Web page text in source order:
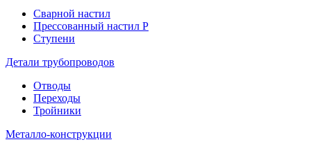
Сварной настил
Прессованный настил P
Ступени
Детали трубопроводов
Отводы
Переходы
Тройники
Металло-конструкции